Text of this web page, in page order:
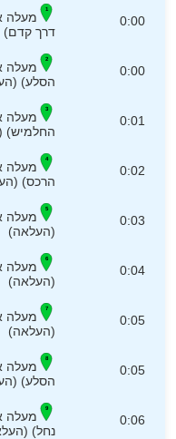
0:00
דרך
0:00
מעלה
הסלע)
0:01
החלמיש)
0:02
הרכס)
0:03
מעלה
(העלאה)
0:04
(העלאה)
0:05
(העלאה)
0:05
הסלע)
0:06
נחל)